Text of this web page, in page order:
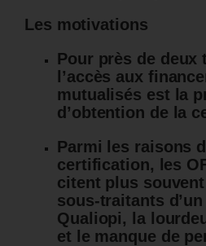
Les motivations
Pour près de deux
l’accès aux
mutualisés est la
d’obtention de la
Parmi les raisons
certification, les
citent plus
sous-traitants
Qualiopi, la
et le manque de